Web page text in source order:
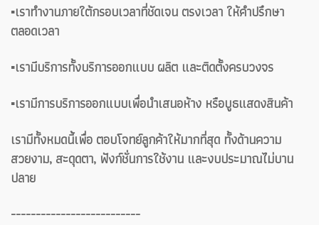
▪️เราทำงานภายใต้กรอบเวลาที่ชัดเจน ตรงเวลา ให้คำปรึกษา
ตลอดเวลา
▪️เรามีบริการทั้งบริการออกแบบ ผลิต และติดตั้งครบวงจร
▪️เรามีการบริการออกแบบเพื่อนำเสนอห้าง หรือบูธแสดงสินค้า
เรามีทั้งหมดนี้เพื่อ ตอบโจทย์ลูกค้าให้มากที่สุด ทั้งด้านความ
สวยงาม, สะดุดตา, ฟังก์ชั่นการใช้งาน และงบประมาณไม่บาน
ปลาย
--------------------------